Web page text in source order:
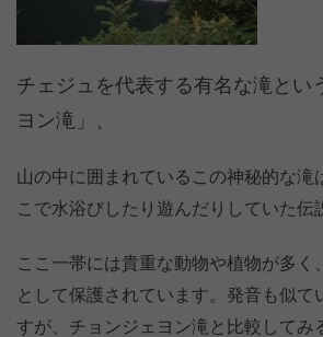
チェジュを代表する有名な滝とい
ヨン滝」、
山の中に囲まれているこの神秘的な滝
こで水浴びしたり遊んだりしていた伝
ここ一帯には貴重な動物や植物が多く
として保護されています。発音も似て
すが、チョンジェヨン滝と比較してみ